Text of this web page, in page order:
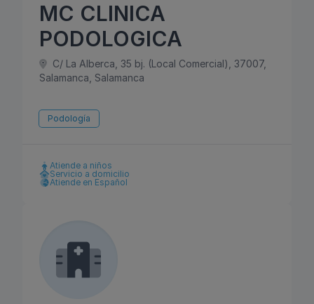
MC CLINICA
PODOLOGICA
C/ La Alberca, 35 bj. (Local Comercial), 37007,
Salamanca, Salamanca
Podología
Atiende a niños
Servicio a domicilio
Atiende en Español